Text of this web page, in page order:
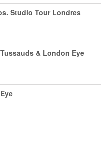
Studio Tour Londres
& London Eye